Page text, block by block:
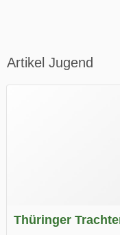
Artikel Jugend
Thüringer